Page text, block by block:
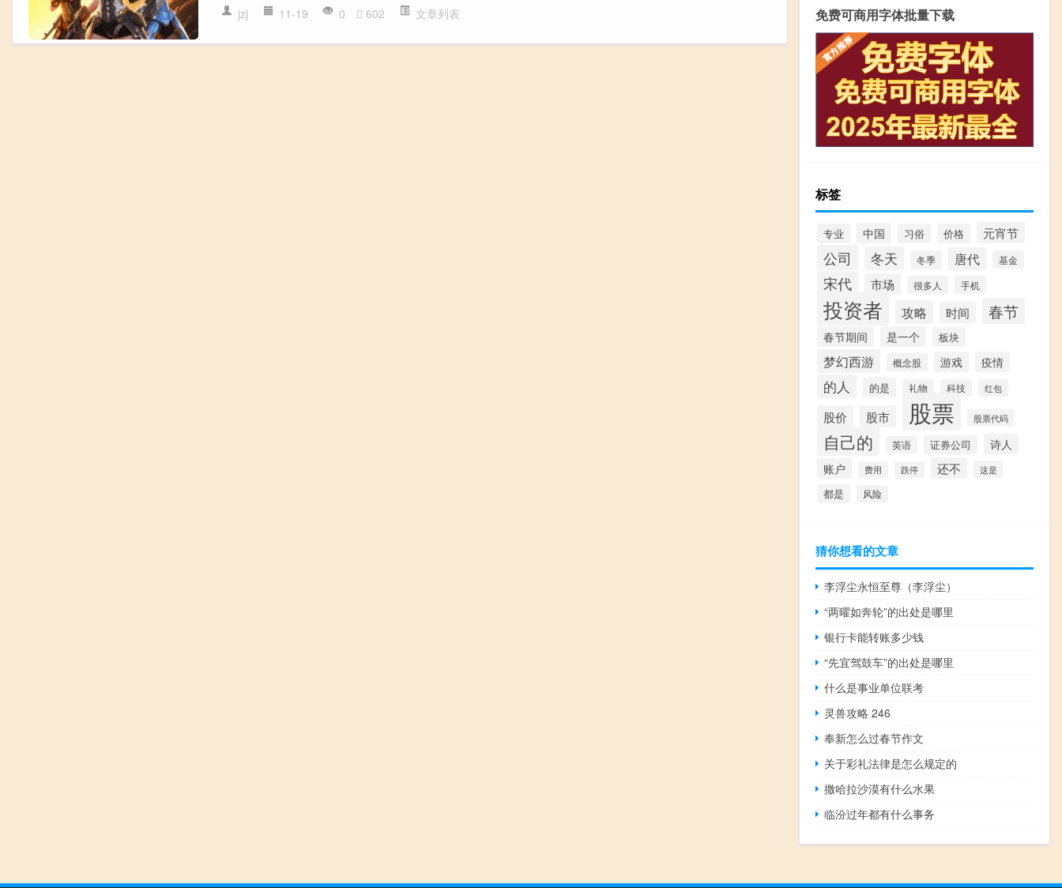
jzj 11-19 0 602 文章列表 免费可商用字体批量下载
标签
专业 中国 习俗 价格 元宵节
公司 冬天 冬季 唐代 基金
宋代 市场 很多人 手机
投资者 攻略 时间 春节
春节期间 是一个 板块
梦幻西游 概念股 游戏 疫情
的人 的是 礼物 科技 红包
股价 股市 股票 股票代码
自己的 英语 证券公司
诗人
账户
费用 跌停 还不 这是
都是 风险
猜你想看的文章
李浮尘永恒至尊（李浮尘）
“两曜如奔轮”的出处是哪里
银行卡能转账多少钱
“先宜驾鼓车”的出处是哪里
什么是事业单位联考
灵兽攻略 246
奉新怎么过春节作文
关于彩礼法律是怎么规定的
撒哈拉沙漠有什么水果
临汾过年都有什么事务